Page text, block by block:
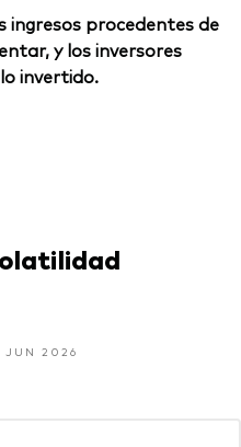
ingresos procedentes de
y los inversores
invertido.
JUN 2026